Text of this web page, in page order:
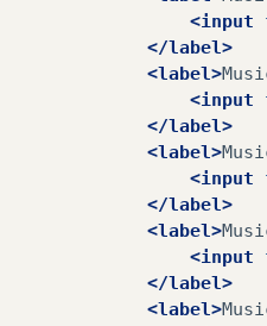
<input
</label>
<label>
<input
</label>
<label>
<input
</label>
<label>
<input
</label>
<label>